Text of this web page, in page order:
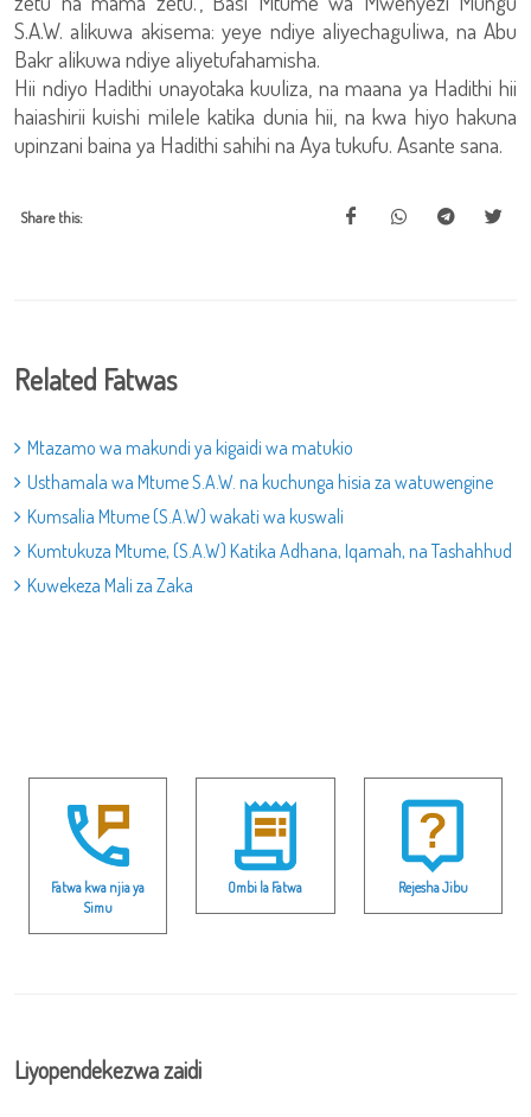
S.A.W. alikuwa akisema: yeye ndiye aliyechaguliwa, na Abu
Bakr alikuwa ndiye aliyetufahamisha.
Hii ndiyo Hadithi unayotaka kuuliza, na maana ya Hadithi hii
haiashirii kuishi milele katika dunia hii, na kwa hiyo hakuna
upinzani baina ya Hadithi sahihi na Aya tukufu. Asante sana.
Share this:
Related Fatwas
Mtazamo wa makundi ya kigaidi wa matukio
Usthamala wa Mtume S.A.W. na kuchunga hisia za watuwengine
Kumsalia Mtume (S.A.W) wakati wa kuswali
Kumtukuza Mtume, (S.A.W) Katika Adhana, Iqamah, na Tashahhud
Kuwekeza Mali za Zaka
Fatwa kwa njia ya
Simu
Ombi la Fatwa Rejesha Jibu
Liyopendekezwa zaidi